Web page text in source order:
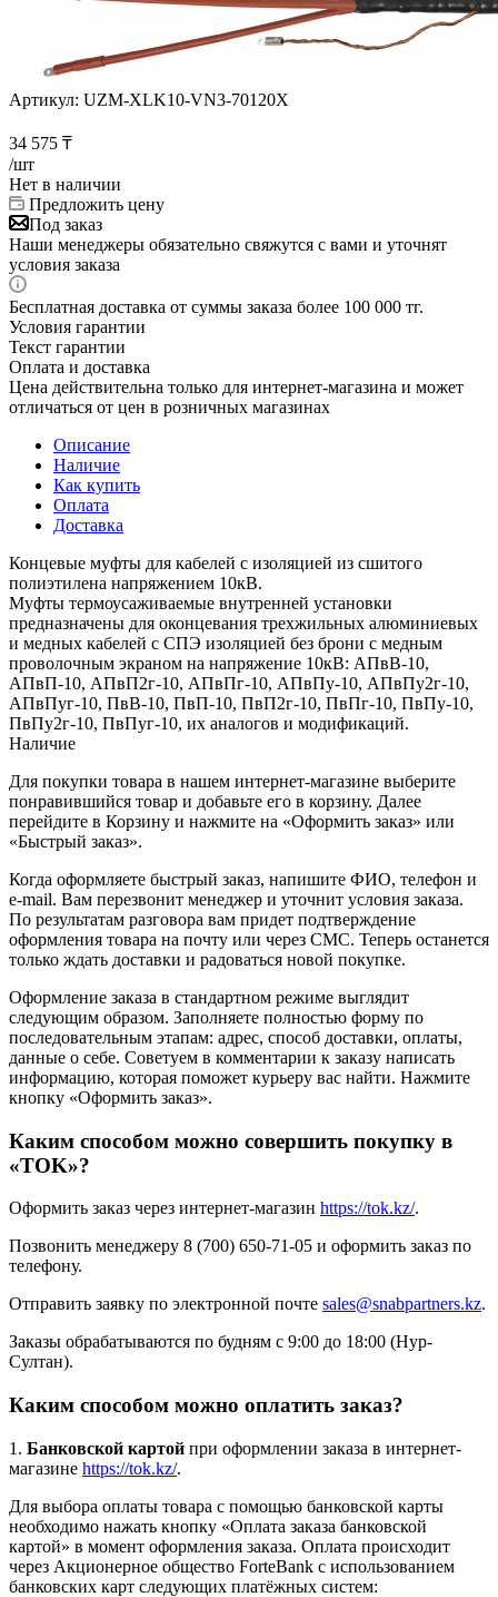
Артикул: UZM-XLK10-VN3-70120X
34 575 ₸
/шт
Нет в наличии
Предложить цену
Под заказ
Наши менеджеры обязательно свяжутся с вами и уточнят
условия заказа
Бесплатная доставка от суммы заказа более 100 000 тг.
Условия гарантии
Текст гарантии
Оплата и доставка
Цена действительна только для интернет-магазина и может
отличаться от цен в розничных магазинах
Описание
Наличие
Как купить
Оплата
Доставка
Концевые муфты для кабелей с изоляцией из сшитого
полиэтилена напряжением 10кВ.
Муфты термоусаживаемые внутренней установки
предназначены для оконцевания трехжильных алюминиевых
и медных кабелей с СПЭ изоляцией без брони с медным
проволочным экраном на напряжение 10кВ: АПвВ-10,
АПвП-10, АПвП2г-10, АПвПг-10, АПвПу-10, АПвПу2г-10,
АПвПуг-10, ПвВ-10, ПвП-10, ПвП2г-10, ПвПг-10, ПвПу-10,
ПвПу2г-10, ПвПуг-10, их аналогов и модификаций.
Наличие
Для покупки товара в нашем интернет-магазине выберите
понравившийся товар и добавьте его в корзину. Далее
перейдите в Корзину и нажмите на «Оформить заказ» или
«Быстрый заказ».
Когда оформляете быстрый заказ, напишите ФИО, телефон и
e-mail. Вам перезвонит менеджер и уточнит условия заказа.
По результатам разговора вам придет подтверждение
оформления товара на почту или через СМС. Теперь останется
только ждать доставки и радоваться новой покупке.
Оформление заказа в стандартном режиме выглядит
следующим образом. Заполняете полностью форму по
последовательным этапам: адрес, способ доставки, оплаты,
данные о себе. Советуем в комментарии к заказу написать
информацию, которая поможет курьеру вас найти. Нажмите
кнопку «Оформить заказ».
Каким способом можно совершить покупку в
«TOK»?
Оформить заказ через интернет-магазин https://tok.kz/.
Позвонить менеджеру 8 (700) 650-71-05 и оформить заказ по
телефону.
Отправить заявку по электронной почте sales@snabpartners.kz.
Заказы обрабатываются по будням с 9:00 до 18:00 (Нур-
Султан).
Каким способом можно оплатить заказ?
1. Банковской картой при оформлении заказа в интернет-
магазине https://tok.kz/.
Для выбора оплаты товара с помощью банковской карты
необходимо нажать кнопку «Оплата заказа банковской
картой» в момент оформления заказа. Оплата происходит
через Акционерное общество ForteBank с использованием
банковских карт следующих платёжных систем: